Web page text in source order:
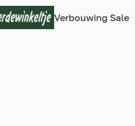
Verbouwing Sale